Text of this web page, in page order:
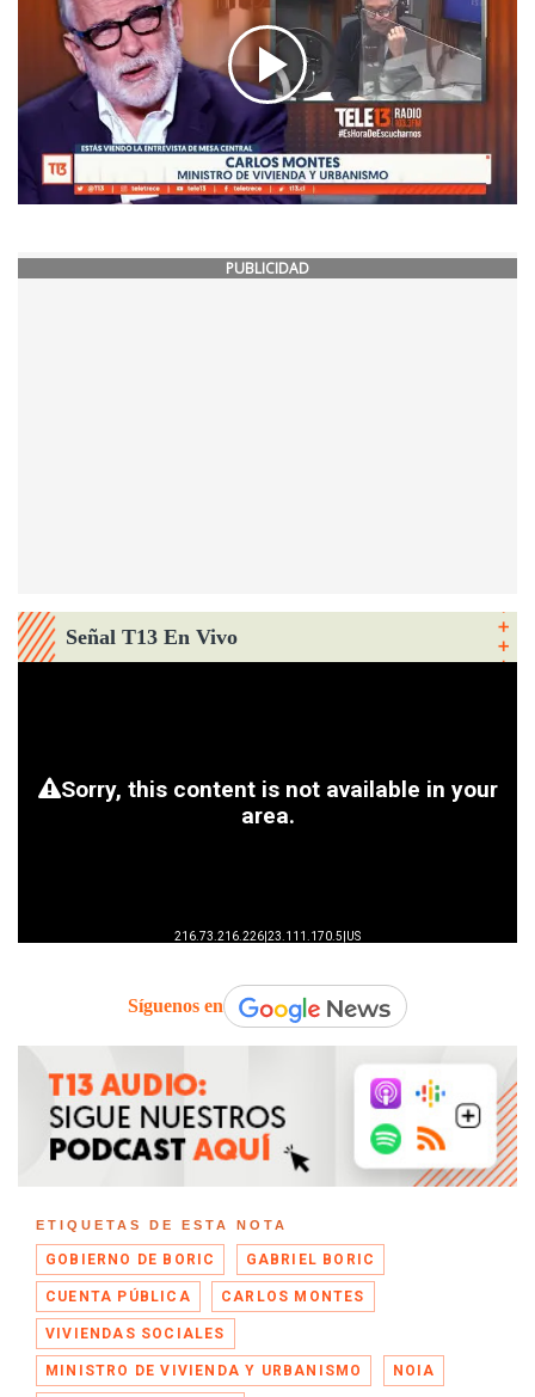
PUBLICIDAD
Señal T13 En Vivo
Síguenos en
ETIQUETAS DE ESTA NOTA
GOBIERNO DE BORIC GABRIEL BORIC
CUENTA PÚBLICA CARLOS MONTES
VIVIENDAS SOCIALES
MINISTRO DE VIVIENDA Y URBANISMO NOIA